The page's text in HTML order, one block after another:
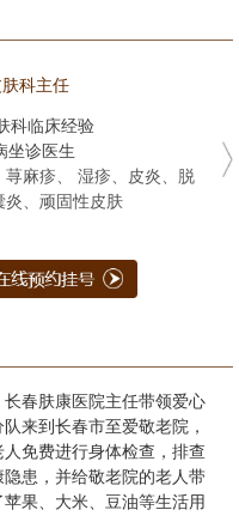
肤科主任
科临床经验
坐诊医生
荨麻疹、 湿疹、皮炎、脱
炎、顽固性皮肤
长春肤康医院主任带领爱心
队来到长春市至爱敬老院，
人免费进行身体检查，排查
隐患，并给敬老院的老人带
苹果、大米、豆油等生活用